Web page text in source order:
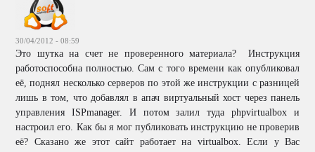
30/04/2012 - 08:59
Это шутка на счет не проверенного материала? Инструкция
работоспособна полностью. Сам с того времени как опубликовал
её, поднял несколько серверов по этой же инструкции с разницей
лишь в том, что добавлял в апач виртуальный хост через панель
управления ISPmanager. И потом залил туда phpvirtualbox и
настроил его. Как бы я мог публиковать инструкцию не проверив
её? Сказано же этот сайт работает на virtualbox. Если у Вас